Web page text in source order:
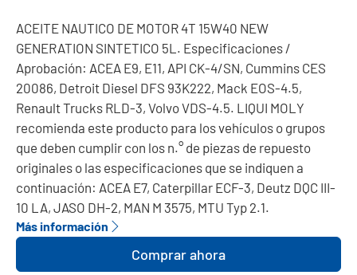
ACEITE NAUTICO DE MOTOR 4T 15W40 NEW
GENERATION SINTETICO 5L. Especificaciones /
Aprobación: ACEA E9, E11, API CK-4/SN, Cummins CES
20086, Detroit Diesel DFS 93K222, Mack EOS-4.5,
Renault Trucks RLD-3, Volvo VDS-4.5. LIQUI MOLY
recomienda este producto para los vehículos o grupos
que deben cumplir con los n.° de piezas de repuesto
originales o las especificaciones que se indiquen a
continuación: ACEA E7, Caterpillar ECF-3, Deutz DQC III-
10 LA, JASO DH-2, MAN M 3575, MTU Typ 2.1.
Más información
Comprar ahora